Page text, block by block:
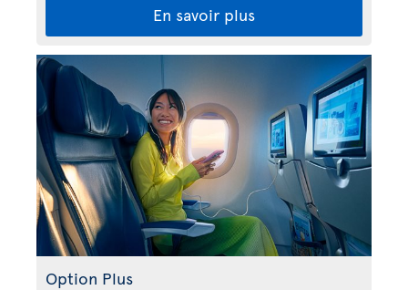
En savoir plus
Option Plus